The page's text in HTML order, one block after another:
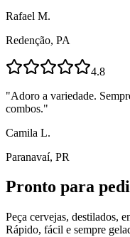
Rafael M.
Redenção, PA
4.8
"Adoro a variedade.
combos."
Camila L.
Paranavaí, PR
Pronto para
Peça cervejas, destilados,
Rápido, fácil e sempre